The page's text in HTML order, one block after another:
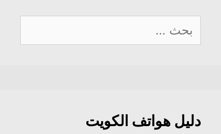
عن:
دليل هواتف الكويت